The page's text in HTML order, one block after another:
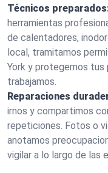
Técnicos
herramientas
de calentadores,
local, tramitamos
York y protegemos tus
trabajamos.
Reparaciones
irnos y compartimos
repeticiones. Fotos o
anotamos
vigilar a lo largo de las